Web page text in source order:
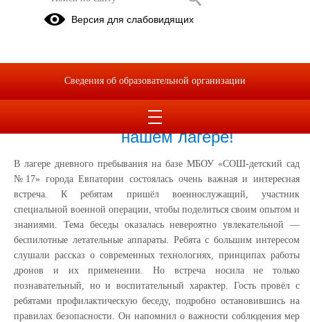
Публикации за 08.06.2026
Дроны, безопасность и
живое общение: как
прошла встреча в
нашем лагере!
В лагере дневного пребывания на базе МБОУ «СОШ-детский сад
№17» города Евпатории состоялась очень важная и интересная
встреча. К ребятам пришёл военнослужащий, участник
специальной военной операции, чтобы поделиться своим опытом и
знаниями. Тема беседы оказалась невероятно увлекательной —
беспилотные летательные аппараты. Ребята с большим интересом
слушали рассказ о современных технологиях, принципах работы
дронов и их применении. Но встреча носила не только
познавательный, но и воспитательный характер. Гость провёл с
ребятами профилактическую беседу, подробно остановившись на
правилах безопасности. Он напомнил о важности соблюдения мер
Версия для слабовидящих
Сведения об образовательной организации